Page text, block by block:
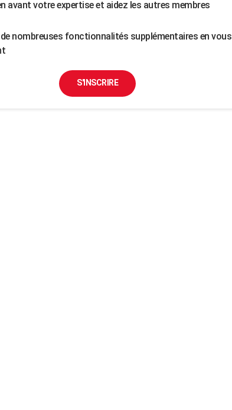
avant votre expertise et aidez les autres membres
nombreuses fonctionnalités supplémentaires en vous
S'INSCRIRE